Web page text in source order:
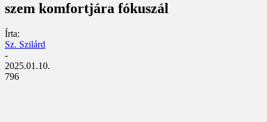
szem komfortjára fókuszál
Írta:
Sz. Szilárd
-
2025.01.10.
796